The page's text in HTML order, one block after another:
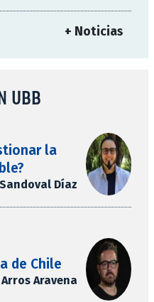
+ Noticias
UBB
la
Díaz
de Chile
Aravena